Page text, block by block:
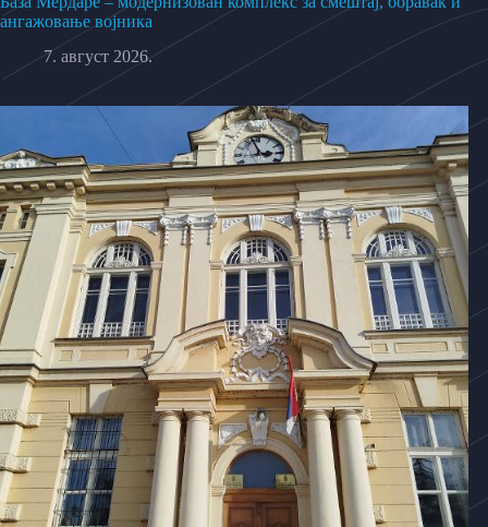
ангажовање војника
7. август 2026.